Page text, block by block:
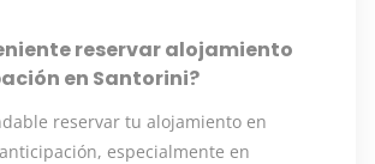
reservar alojamiento
en Santorini?
reservar tu alojamiento en
especialmente en